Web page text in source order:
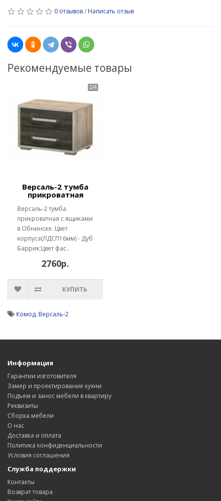
0 отзывов/ Написать отзыв
Рекомендуемые товары
Версаль-2 тумба
прикроватная
Версаль-2 тумба
прикроватная с ящиками
в Обнинске. Цвет
корпуса(ЛДСП16мм) - Дуб
Баррик;Цвет фас..
2760р.
КУПИТЬ
Комод, Версаль-2
Информация
Гарантии изготовителя
Замер и проектирование кухни
Подъем и занос мебели в квартиру
Реквизиты
Сборка мебели
О нас
Доставка и оплата
Политика конфиденциальности
Условия соглашения
Служба поддержки
Контакты
Возврат товара